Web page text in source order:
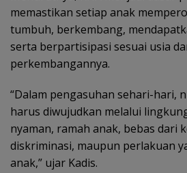
memastikan setiap anak
tumbuh, berkembang,
serta berpartisipasi sesuai usia
perkembangannya.
“Dalam pengasuhan sehari-hari,
harus diwujudkan melalui
nyaman, ramah anak, bebas dari
diskriminasi, maupun perlakuan
anak,” ujar Kadis.